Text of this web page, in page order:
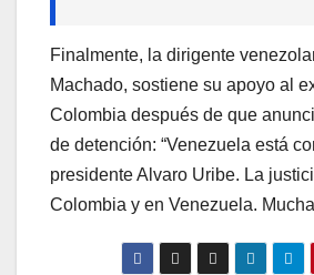
Finalmente, la dirigente
Machado, sostiene su apoyo al
Colombia después de que
de detención: “Venezuela está
presidente Alvaro Uribe. La
Colombia y en Venezuela.